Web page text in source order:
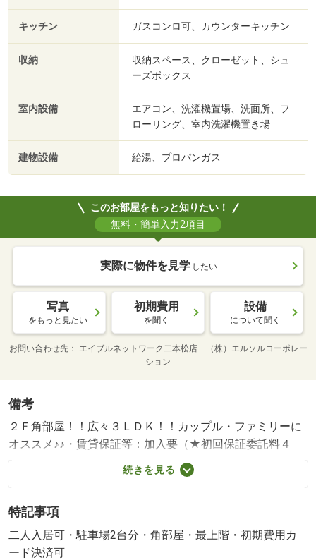
キッチン ガスコンロ可、カウンターキッチン
収納
収納スペース、クローゼット、シュ
ーズボックス
室内設備
エアコン、洗濯機置場、洗面所、フ
ローリング、室内洗濯機置き場
建物設備 給湯、プロパンガス
このお部屋をもっと知りたい！
無料・簡単入力2項目
実際に物件を見学 したい
写真
をもっと見たい
初期費用
を聞く
設備
について聞く
お問い合わせ先
エイブルネットワーク二本松店 （株）エルソルコーポレー
ション
備考
２Ｆ角部屋！！広々３ＬＤＫ！！カップル・ファミリーに
オススメ♪♪・賃貸保証等：加入要（★初回保証委託料４
０，０００円年間保証委託料１５，０００円）・維持費
等：ライフサポート（Ｊ）２，２００円／月・駐車場２台
ク置場：なし・駐輪場：なし・仲介手数料：１ヶ月/預りク
リーニング費用 66000円
続きを見る
特記事項
二人入居可・駐車場2台分・角部屋・最上階・初期費用カ
ード決済可